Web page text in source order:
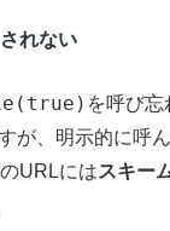
れない
を呼び
が、明示的に呼
のURLにはスキー